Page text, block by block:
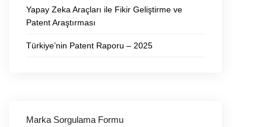
Yapay Zeka Araçları ile Fikir Geliştirme ve
Patent Araştırması
Türkiye’nin Patent Raporu – 2025
Marka Sorgulama Formu